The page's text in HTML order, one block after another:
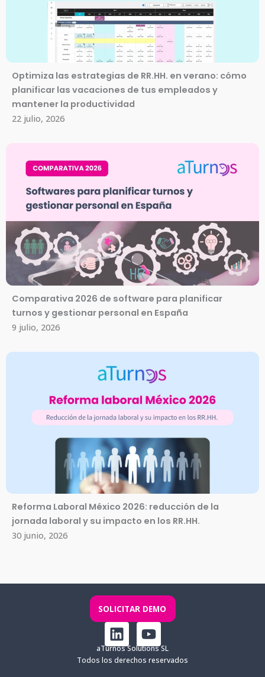
Optimiza las estrategias de RR.HH. en verano: cómo
planificar las vacaciones de tus empleados y
mantener la productividad
22 julio, 2026
Comparativa 2026 de software para planificar
turnos y gestionar personal en España
9 julio, 2026
Reforma Laboral México 2026: reducción de la
jornada laboral y su impacto en los RR.HH.
30 junio, 2026
SOLICITAR DEMO
L
i
n
Y
o
u
aTurnos Solutions SL
Todos los derechos reservados